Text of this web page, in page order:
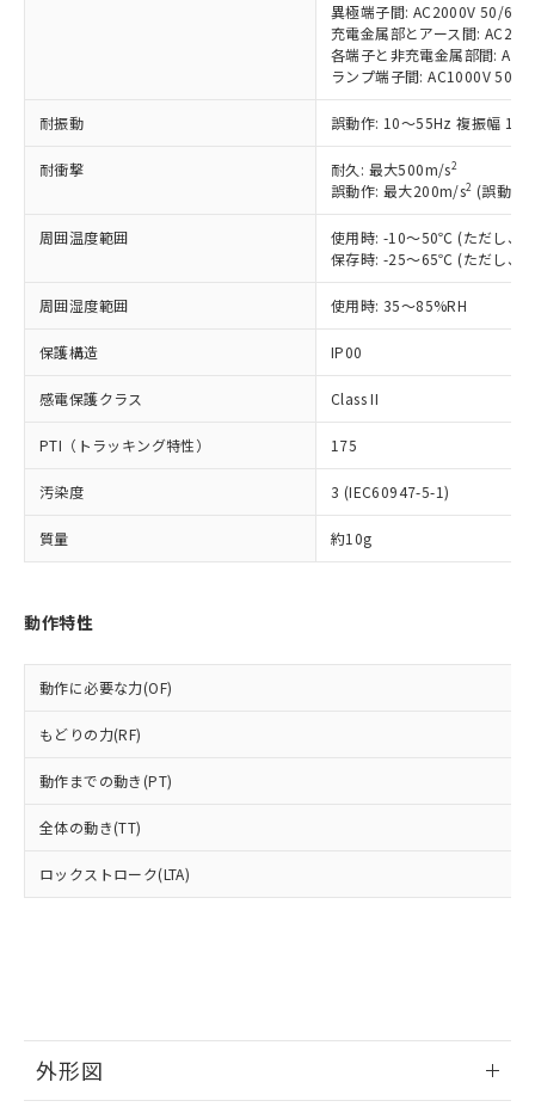
異極端子間: AC2000V 50/
充電金属部とアース間:
各端子と非充電金属部間:
ランプ端子間: AC1000V 50/
耐振動 誤動作: 10～55Hz 複振幅
耐衝撃 耐久: 最大500m/s2
誤動作: 最大200m/s2 (誤動作
周囲温度範囲
使用時: -10～50℃ (ただし、
保存時: -25～65℃ (ただし、
周囲湿度範囲 使用時: 35～85%RH
保護構造 IP00
感電保護クラス Class II
PTI（トラッキング特性） 175
汚染度 3 (IEC60947-5-1)
質量 約10g
動作特性
動作に必要な力(OF)
もどりの力(RF)
動作までの動き(PT)
全体の動き(TT)
ロックストローク(LTA)
外形図
(税抜)を提供させていただくもので
当社制御機器事業取扱商品の中には、
本サービスの対象外となる商品もある
在庫状況および標準価格照会結果は、
記載している更新日時点での社内デー
タに基づき作成されるものであり、閲
準価格とは異なる場合があることをご
正式な納期状況および標準価格はお客
様のお取引先、またはお客様担当のオ
ムロン制御機器販売店・当社販売員に
オムロン制御機器販売店や当社販売拠
販売ネットワーク
」をご確認
ください。
在庫状況および標準価格結果を当社の
事前の承諾なく第三者に漏洩または開
マイパーツ機能（部品リスト作成サー
および当社の共同利用者が、当社の製
品・サービスに関するお客様との取
をご了承ください。
の共同利用に関して"
指します。
非該当品：ライセンス料など無形物で、有
害物質有無と関係のない商品です。
仕入先様の事情により、非含有部品として
いたものが、含有品と判明した場合などや
むを得ず変更することがあります。
鉛(Pb) 1000ppm以下、 水銀(Hg) 1000ppm以下、 カド
六価クロム(Cr(Ⅵ)) 1000ppm以下、ポリ臭化ビフェニル
類(PBB) 1000ppm以下、ポリ臭化ジフェニルエーテル類
ル) (DEHP)(別名：DOP) 1000ppm以下、フタル酸ブチ
ルベンジル（BBP） 1000ppm以下、フタル酸ジブチル
（DBP） 1000ppm以下、フタル酸ジイソブチル
(DIBP) 1000ppm以下
但し、RoHS指令で産業用監視および制御機器に対する
フタル酸エステル類の４物質については閾値を超える意
図的な使用がないことを確認しています。
部品在庫の切り替え状況などにより、予定
月が前後することがあります。
※3 非含有証明書ダウンロード
とができます。
EU RoHS指令（10物質）の非含有証明書
51物質の非含有証明書（当社基準）
※本証明書は発行日時点で非含有を証明す
るもので、過去に遡って非含有を証明する
ものではありません。
していることから、特段のことがない限
り、2022年1月12日より割愛しておりま
「○」：最大均質材料含有率が中国RoHSの
基準値以下であることを示します。
「×」：最大均質材料含有率が中国RoHSの
基準値を超えていることを示します。
「－」：未確認です。当社販売部門へお問
Pb(鉛) :1000ppm、 Hg(水銀) : 1000ppm、 Cd(カドミウ
ム) : 100ppm、
Cr(Ⅵ)(六価クロム) : 1000ppm、 PBBs(ポリ臭化ビフェ
ニル類) : 1000ppm、 PBDEs(ポリ臭化ジフェニルエーテ
ル類) : 1000ppm、
DBP(フタル酸ジブチル) : 1000ppm、 DIBP(フタル酸ジ
イソブチル) : 1000ppm、 BBP(フタル酸ブチルベンジ
ル) : 1000ppm、
※2 環境保護使用期限
「ｅ」：有害物質（10物質）のすべてが基
準値以下であることを示します。
「10」：通常の使用状況下において有害物
質が外部に漏えいし、環境に深刻な影響を
当社は、これら貴社製品のうち、外国
為替および外国貿易法に定める商品
（以下｢規制貨物等」という）を輸出
または国外への提供する場合は、日本
国政府の輸出許可(または役務取引許
可)を取得するなどの必要な手続きを
全に破砕するなど、違法に輸出されな
いよう必要な手段を講じます。
ル、化学兵器、生物兵器またはその他
武器並びにこれらの製造装置等に一切
使用いたしません。
当社は、貴社製品を第三者に販売する
場合は、上記1、2および3の内容を当
該第三者に通知します。また当社は、
販売先および販売に係わる関係者が違
法に輸出するおそれがある場合は、取
一定数以上の在庫あり
－
在庫なし(最新の在庫状況につ
いては、お客様のお取引先、ま
たはお客様担当のオムロン制御
機器販売店・当社販売員にご確
受注生産機種、また在庫状況の